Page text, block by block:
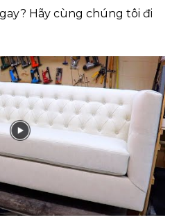
Hãy cùng chúng tôi đi